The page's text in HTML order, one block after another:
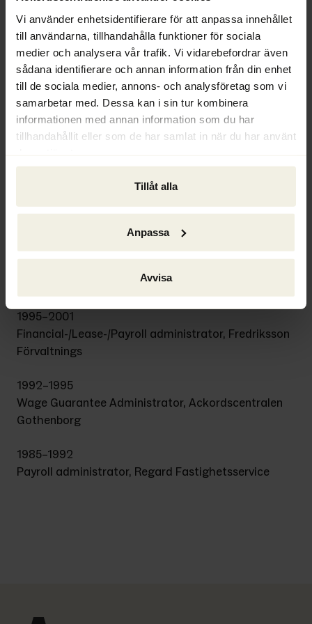
Vi använder enhetsidentifierare för att anpassa innehållet
till användarna, tillhandahålla funktioner för sociala
medier och analysera vår trafik. Vi vidarebefordrar även
sådana identifierare och annan information från din enhet
till de sociala medier, annons- och analysföretag som vi
samarbetar med. Dessa kan i sin tur kombinera
informationen med annan information som du har
tillhandahållit eller som de har samlat in när du har använt
Tillåt alla
Anpassa
Avvisa
jeanette.orrod@ackordscentralen.se
Background
2009–
Payroll Administrator, Ackordscentralen
Väst/Göteborg
2005–2009
Gothenburg – Real Estate Department
2004–2005
Financial-/Lease administrator, Steen & Ström
Lease administrator, Proffice AB/Riksbyggen
1995–2001
Financial-/Lease-/Payroll administrator, Fredriksson
Förvaltnings
1992–1995
Wage Guarantee Administrator, Ackordscentralen
Gothenborg
1985–1992
Payroll administrator, Regard Fastighetsservice